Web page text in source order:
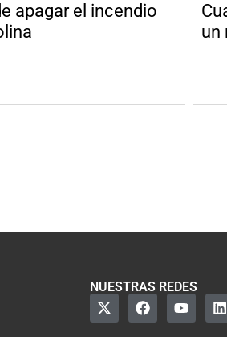
apagar el incendio
un
NUESTRAS REDES